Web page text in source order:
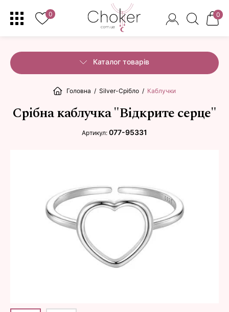
0 0
Каталог товарів
Головна / Silver-Срібло / Каблучки
Срібна каблучка "Відкрите серце"
Артикул: 077-95331